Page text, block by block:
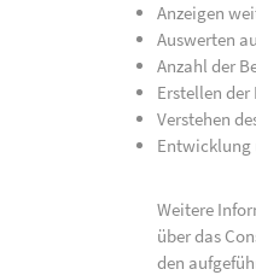
Anzeigen
Auswerten
Anzahl der
Erstellen
Verstehen
Entwicklung
Weitere
über das
den